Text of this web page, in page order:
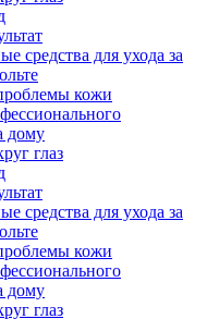
средства для ухода за
кожи
дому
глаз
средства для ухода за
кожи
дому
глаз